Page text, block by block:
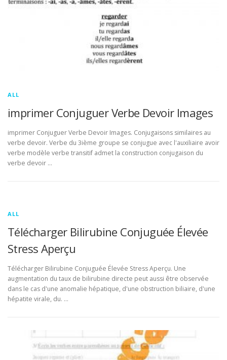
ALL
imprimer Conjuguer Verbe Devoir Images
imprimer Conjuguer Verbe Devoir Images. Conjugaisons similaires au
verbe devoir. Verbe du 3ième groupe se conjugue avec l'auxiliaire avoir
verbe modèle verbe transitif admet la construction conjugaison du
verbe devoir …
ALL
Télécharger Bilirubine Conjuguée Élevée
Stress Aperçu
Télécharger Bilirubine Conjuguée Élevée Stress Aperçu. Une
augmentation du taux de bilirubine directe peut aussi être observée
dans le cas d'une anomalie hépatique, d'une obstruction biliaire, d'une
hépatite virale, du. …